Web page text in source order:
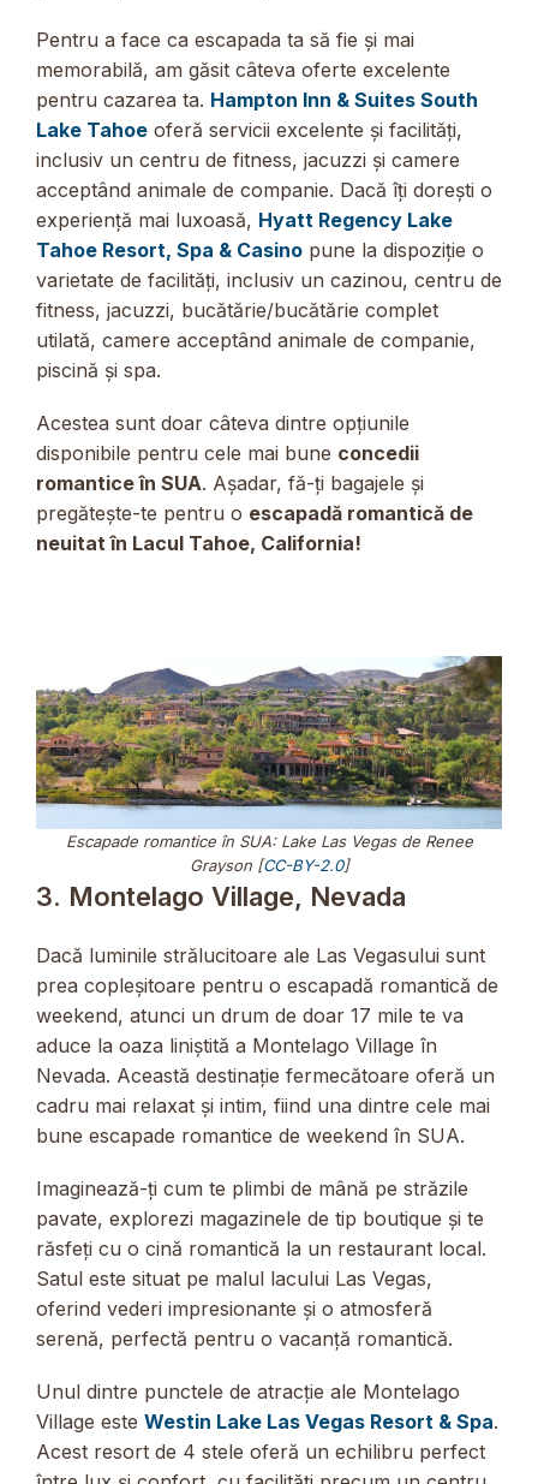
Pentru a face ca escapada ta să fie și mai
memorabilă, am găsit câteva oferte excelente
pentru cazarea ta. Hampton Inn & Suites South
Lake Tahoe oferă servicii excelente și facilități,
inclusiv un centru de fitness, jacuzzi și camere
acceptând animale de companie. Dacă îți dorești o
experiență mai luxoasă, Hyatt Regency Lake
Tahoe Resort, Spa & Casino pune la dispoziție o
varietate de facilități, inclusiv un cazinou, centru de
fitness, jacuzzi, bucătărie/bucătărie complet
utilată, camere acceptând animale de companie,
piscină și spa.
Acestea sunt doar câteva dintre opțiunile
disponibile pentru cele mai bune concedii
romantice în SUA. Așadar, fă-ți bagajele și
pregătește-te pentru o escapadă romantică de
neuitat în Lacul Tahoe, California!
Escapade romantice în SUA: Lake Las Vegas de Renee
Grayson [CC-BY-2.0]
3. Montelago Village, Nevada
Dacă luminile strălucitoare ale Las Vegasului sunt
prea copleșitoare pentru o escapadă romantică de
weekend, atunci un drum de doar 17 mile te va
aduce la oaza liniștită a Montelago Village în
Nevada. Această destinație fermecătoare oferă un
cadru mai relaxat și intim, fiind una dintre cele mai
bune escapade romantice de weekend în SUA.
Imaginează-ți cum te plimbi de mână pe străzile
pavate, explorezi magazinele de tip boutique și te
răsfeți cu o cină romantică la un restaurant local.
Satul este situat pe malul lacului Las Vegas,
oferind vederi impresionante și o atmosferă
serenă, perfectă pentru o vacanță romantică.
Unul dintre punctele de atracție ale Montelago
Village este Westin Lake Las Vegas Resort & Spa.
Acest resort de 4 stele oferă un echilibru perfect